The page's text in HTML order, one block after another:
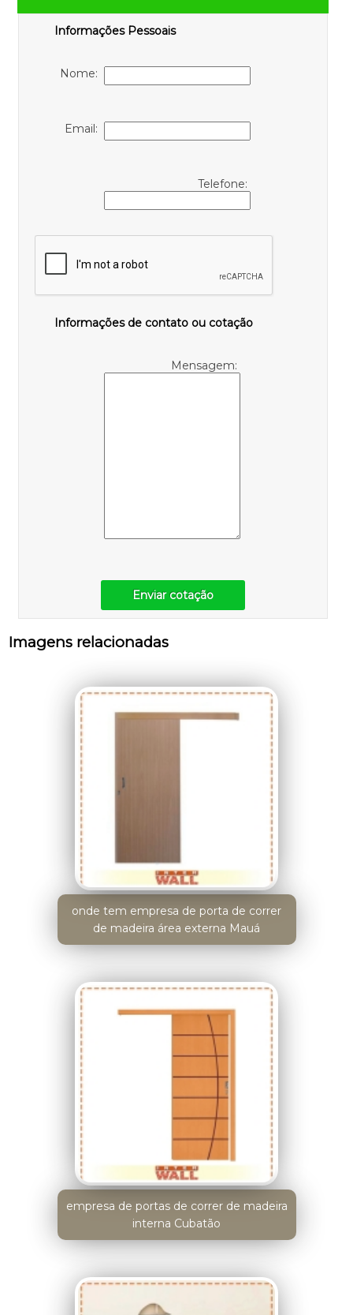
Informações Pessoais
Nome:
Email:
Telefone:
Informações de contato ou cotação
Mensagem:
Enviar cotação
Imagens relacionadas
onde tem empresa de porta de correr
de madeira área externa Mauá
empresa de portas de correr de madeira
interna Cubatão